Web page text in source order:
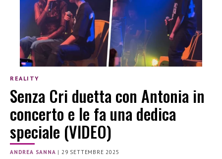
REALITY
Senza Cri duetta con Antonia in
concerto e le fa una dedica
speciale (VIDEO)
ANDREA SANNA |29 SETTEMBRE 2025